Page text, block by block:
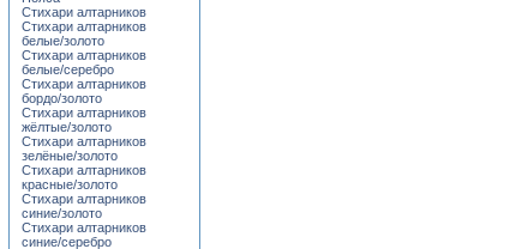
Стихари алтарников
Стихари алтарников
белые/золото
Стихари алтарников
белые/серебро
Стихари алтарников
бордо/золото
Стихари алтарников
жёлтые/золото
Стихари алтарников
зелёные/золото
Стихари алтарников
красные/золото
Стихари алтарников
синие/золото
Стихари алтарников
синие/серебро